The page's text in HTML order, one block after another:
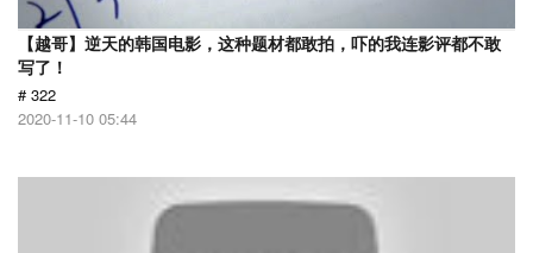
【越哥】逆天的韩国电影，这种题材都敢拍，吓的我连影评都不敢
写了！
# 322
2020-11-10 05:44